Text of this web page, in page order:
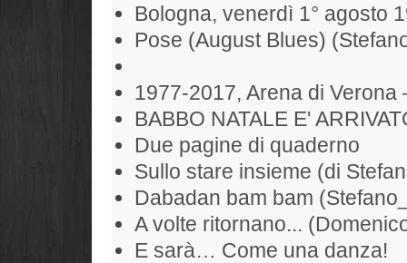
Bologna, venerdì 1° agosto
Pose (August Blues)
1977-2017, Arena di
BABBO NATALE E'
Due pagine di quaderno
Sullo stare insieme (di
Dabadan bam bam
A volte ritornano...
E sarà… Come una danza!